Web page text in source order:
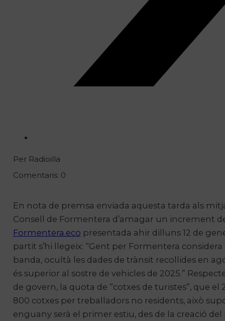
Per Radioilla
Comentaris: 0
En nota de premsa enviada aquesta tarda als
Consell de Formentera d’amagar un increment
Formentera.eco presentada ahir dilluns 12 de
partit s’hi llegeix: “Gent per Formentera
banda, ocultà les dades de trànsit recollides en
és superior al sostre de vehicles de 2025.”
de govern, la quota de “cotxes de turistes”, que el
800 cotxes per treballadors no residents, això
enguany serà el primer estiu, des de la creació